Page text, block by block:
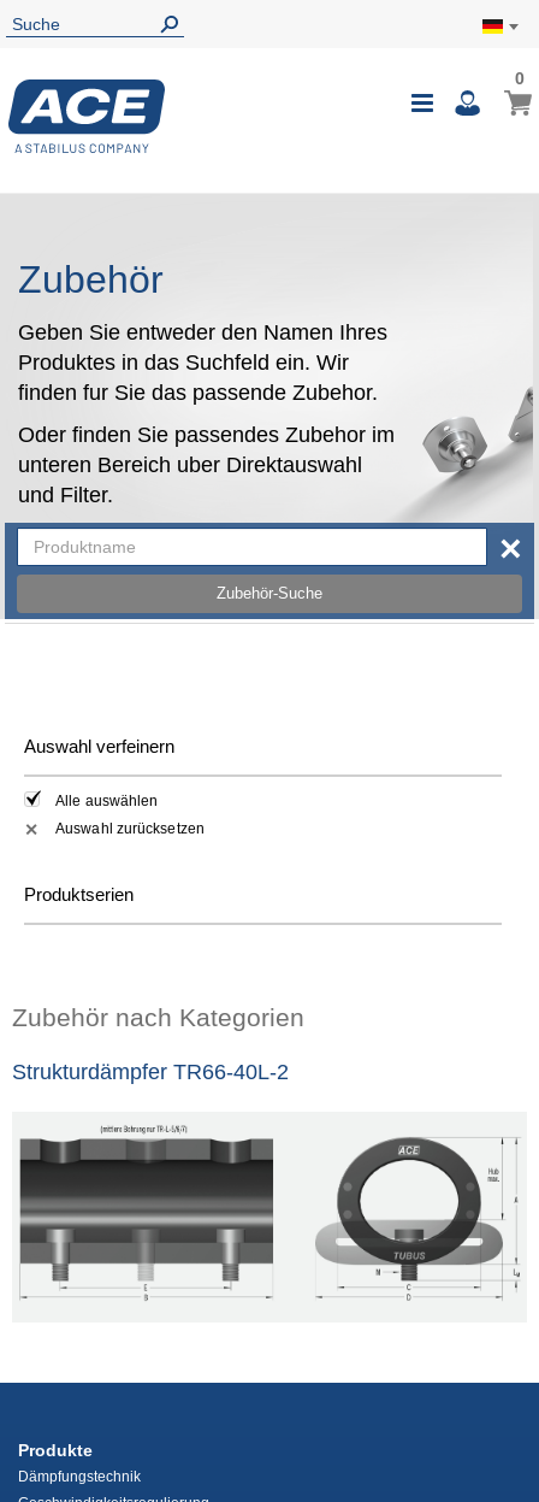
00
Zubehör
Geben Sie entweder den Namen Ihres
Produktes in das Suchfeld ein. Wir
finden fur Sie das passende Zubehor.
Oder finden Sie passendes Zubehor im
unteren Bereich uber Direktauswahl
und Filter.
Zubehör-Suche
×
Auswahl verfeinern
Alle auswählen
✕ Auswahl zurücksetzen
Produktserien
Zubehör nach Kategorien
Strukturdämpfer TR66-40L-2
Produkte
Dämpfungstechnik